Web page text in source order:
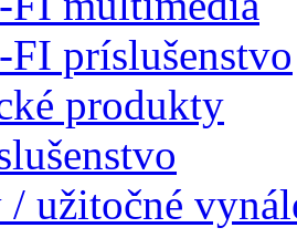
príslušenstvo
produkty
/ užitočné